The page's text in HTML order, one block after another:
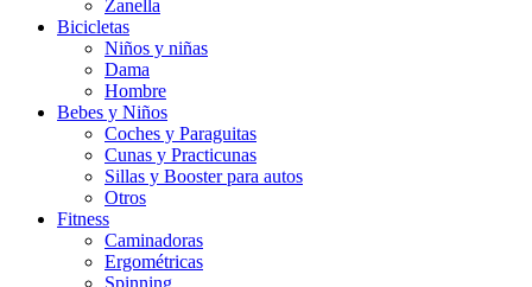
Zanella
Bicicletas
Niños y niñas
Dama
Hombre
Bebes y Niños
Coches y Paraguitas
Cunas y Practicunas
Sillas y Booster para autos
Otros
Fitness
Caminadoras
Ergométricas
Spinning